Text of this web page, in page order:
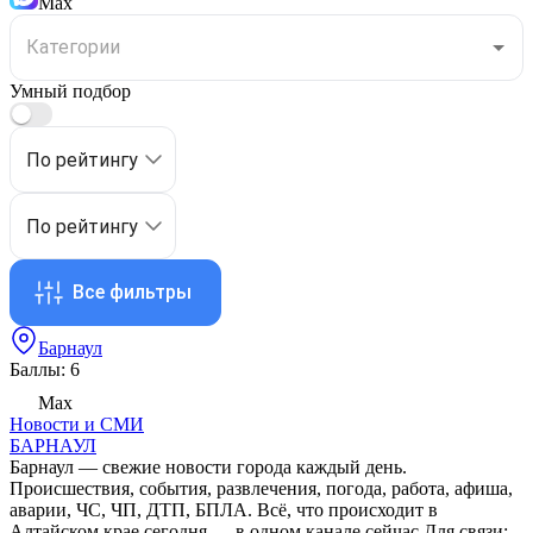
Умный подбор
По рейтингу
По рейтингу
Все фильтры
Барнаул
Баллы: 6
Max
Новости и СМИ
БАРНАУЛ
Барнаул — свежие новости города каждый день.
Происшествия, события, развлечения, погода, работа, афиша,
аварии, ЧС, ЧП, ДТП, БПЛА. Всё, что происходит в